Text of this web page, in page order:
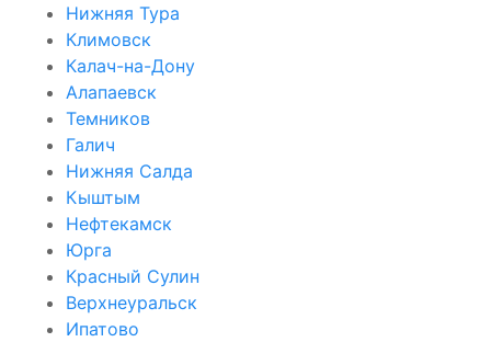
Нижняя Тура
Климовск
Калач-на-Дону
Алапаевск
Темников
Галич
Нижняя Салда
Кыштым
Нефтекамск
Юрга
Красный Сулин
Верхнеуральск
Ипатово